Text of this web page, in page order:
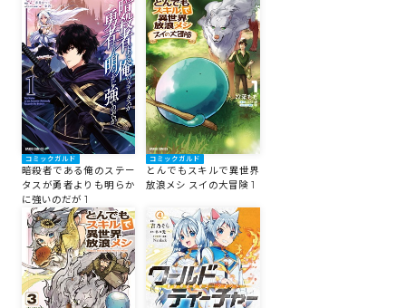
コミックガルド
暗殺者である俺のステー
タスが勇者よりも明らか
に強いのだが 1
コミックガルド
とんでもスキルで異世界
放浪メシ スイの大冒険 1